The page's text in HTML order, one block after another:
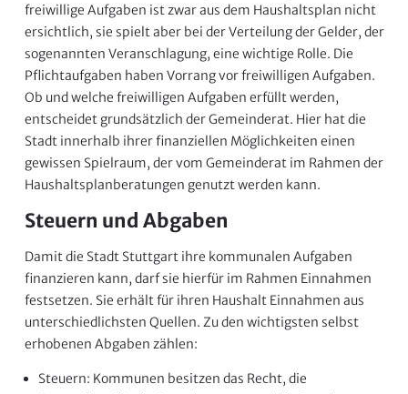
freiwillige Aufgaben ist zwar aus dem Haushaltsplan nicht
ersichtlich, sie spielt aber bei der Verteilung der Gelder, der
sogenannten Veranschlagung, eine wichtige Rolle. Die
Pflichtaufgaben haben Vorrang vor freiwilligen Aufgaben.
Ob und welche freiwilligen Aufgaben erfüllt werden,
entscheidet grundsätzlich der Gemeinderat. Hier hat die
Stadt innerhalb ihrer finanziellen Möglichkeiten einen
gewissen Spielraum, der vom Gemeinderat im Rahmen der
Haushaltsplanberatungen genutzt werden kann.
Steuern und Abgaben
Damit die Stadt Stuttgart ihre kommunalen Aufgaben
finanzieren kann, darf sie hierfür im Rahmen Einnahmen
festsetzen. Sie erhält für ihren Haushalt Einnahmen aus
unterschiedlichsten Quellen. Zu den wichtigsten selbst
erhobenen Abgaben zählen:
Steuern: Kommunen besitzen das Recht, die